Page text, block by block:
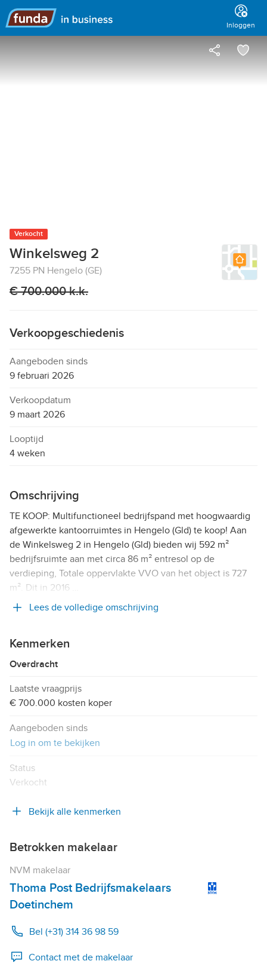
Hoofdmenu
Inloggen
Verkocht
Winkelsweg 2
7255 PN Hengelo (GE)
€ 700.000 k.k.
Verkoopgeschiedenis
Aangeboden sinds
9 februari 2026
Verkoopdatum
9 maart 2026
Looptijd
4 weken
Omschrijving
TE KOOP: Multifunctioneel bedrijfspand met hoogwaardig
afgewerkte kantoorruimtes in Hengelo (Gld) te koop! Aan
de Winkelsweg 2 in Hengelo (Gld) bieden wij 592 m²
bedrijfsruimte aan met circa 86 m² entresol op de
verdieping, Totale oppervlakte VVO van het object is 727
m². Dit in 2016 …
Lees de volledige omschrijving
Kenmerken
Overdracht
Laatste vraagprijs
€ 700.000 kosten koper
Aangeboden sinds
Log in om te bekijken
Status
Verkocht
Bekijk alle kenmerken
Betrokken makelaar
NVM makelaar
Thoma Post Bedrijfsmakelaars
Doetinchem
Bel (+31) 314 36 98 59
Contact met de makelaar